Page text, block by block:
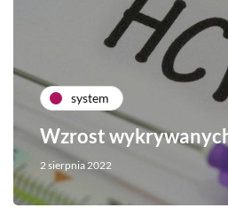
system
Wzrost
2 sierpnia 2022